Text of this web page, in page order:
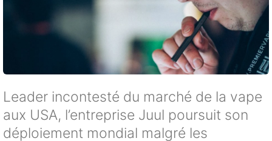
Leader incontesté du marché de la vape
aux USA, l’entreprise Juul poursuit son
déploiement mondial malgré les